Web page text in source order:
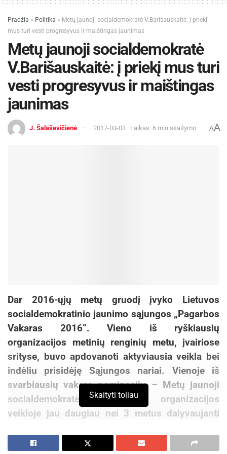
Pradžia » Politika » Metų jaunoji socialdemokratė V.Barišauskaitė: į priekį
mus turi vesti progresyvus ir maištingas jaunimas
Metų jaunoji socialdemokratė
V.Barišauskaitė: į priekį mus turi
vesti progresyvus ir maištingas
jaunimas
J. Šalaševičienė 2017-03-03 Laikas: 6 min skaitymo AA
Dar 2016-ųjų metų gruodį įvyko Lietuvos
socialdemokratinio jaunimo sąjungos „Pagarbos
Vakaras 2016“. Vieno iš ryškiausių
organizacijos metinių renginių metu, įvairiose
srityse, buvo apdovanoti aktyviausia veikla bei
indėliu prisidėję Sąjungos nariai. Vienoje iš
svarbiausių vakaro nominacijų – Metų jaunoji
socialdemokratė – sužibėjo organizacijos
veikloje jau daugiau nei 3 metus dalyvaujanti
Barišauskaitė.
Skaityti toliau